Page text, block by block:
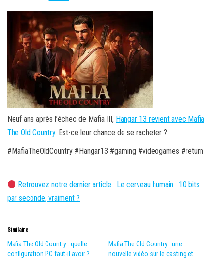
Neuf ans après l’échec de Mafia III, Hangar 13 revient avec Mafia
The Old Country. Est-ce leur chance de se racheter ?
#MafiaTheOldCountry #Hangar13 #gaming #videogames #return
Retrouvez notre dernier article : Le cerveau humain : 10 bits
par seconde, vraiment ?
Similaire
Mafia The Old Country : quelle
configuration PC faut-il avoir ?
Mafia The Old Country : une
nouvelle vidéo sur le casting et